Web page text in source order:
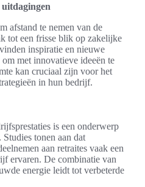
afstand te nemen van de
tot een frisse blik op zakelijke
inspiratie en nieuwe
met innovatieve ideeën te
kan cruciaal zijn voor het
in hun bedrijf.
is een onderwerp
tonen aan dat
aan retraites vaak een
ervaren. De combinatie van
energie leidt tot verbeterde